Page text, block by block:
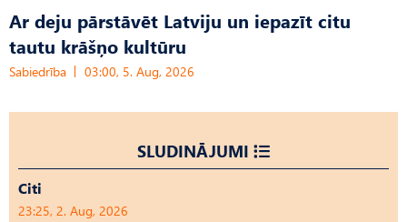
Ar deju pārstāvēt Latviju un iepazīt citu
tautu krāšņo kultūru
Sabiedrība 03:00, 5. Aug, 2026
SLUDINĀJUMI
Citi
23:25, 2. Aug, 2026